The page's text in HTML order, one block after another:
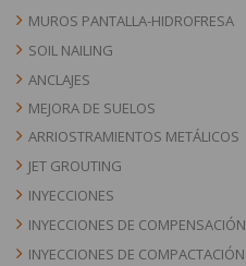
MUROS PANTALLA-HIDROFRESA
SOIL NAILING
ANCLAJES
MEJORA DE SUELOS
ARRIOSTRAMIENTOS METÁLICOS
JET GROUTING
INYECCIONES
INYECCIONES DE COMPENSACIÓN
INYECCIONES DE COMPACTACIÓN